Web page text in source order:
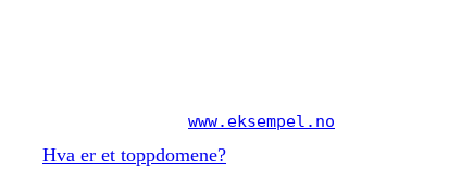
www.eksempel.no
Hva er et toppdomene?